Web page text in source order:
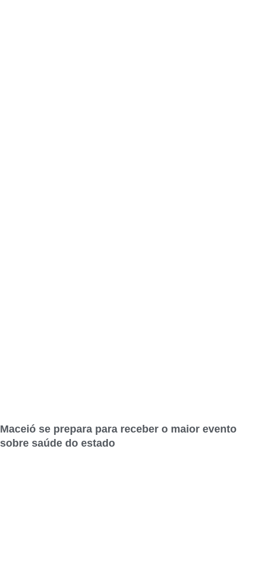
Maceió se prepara para receber o maior evento
sobre saúde do estado